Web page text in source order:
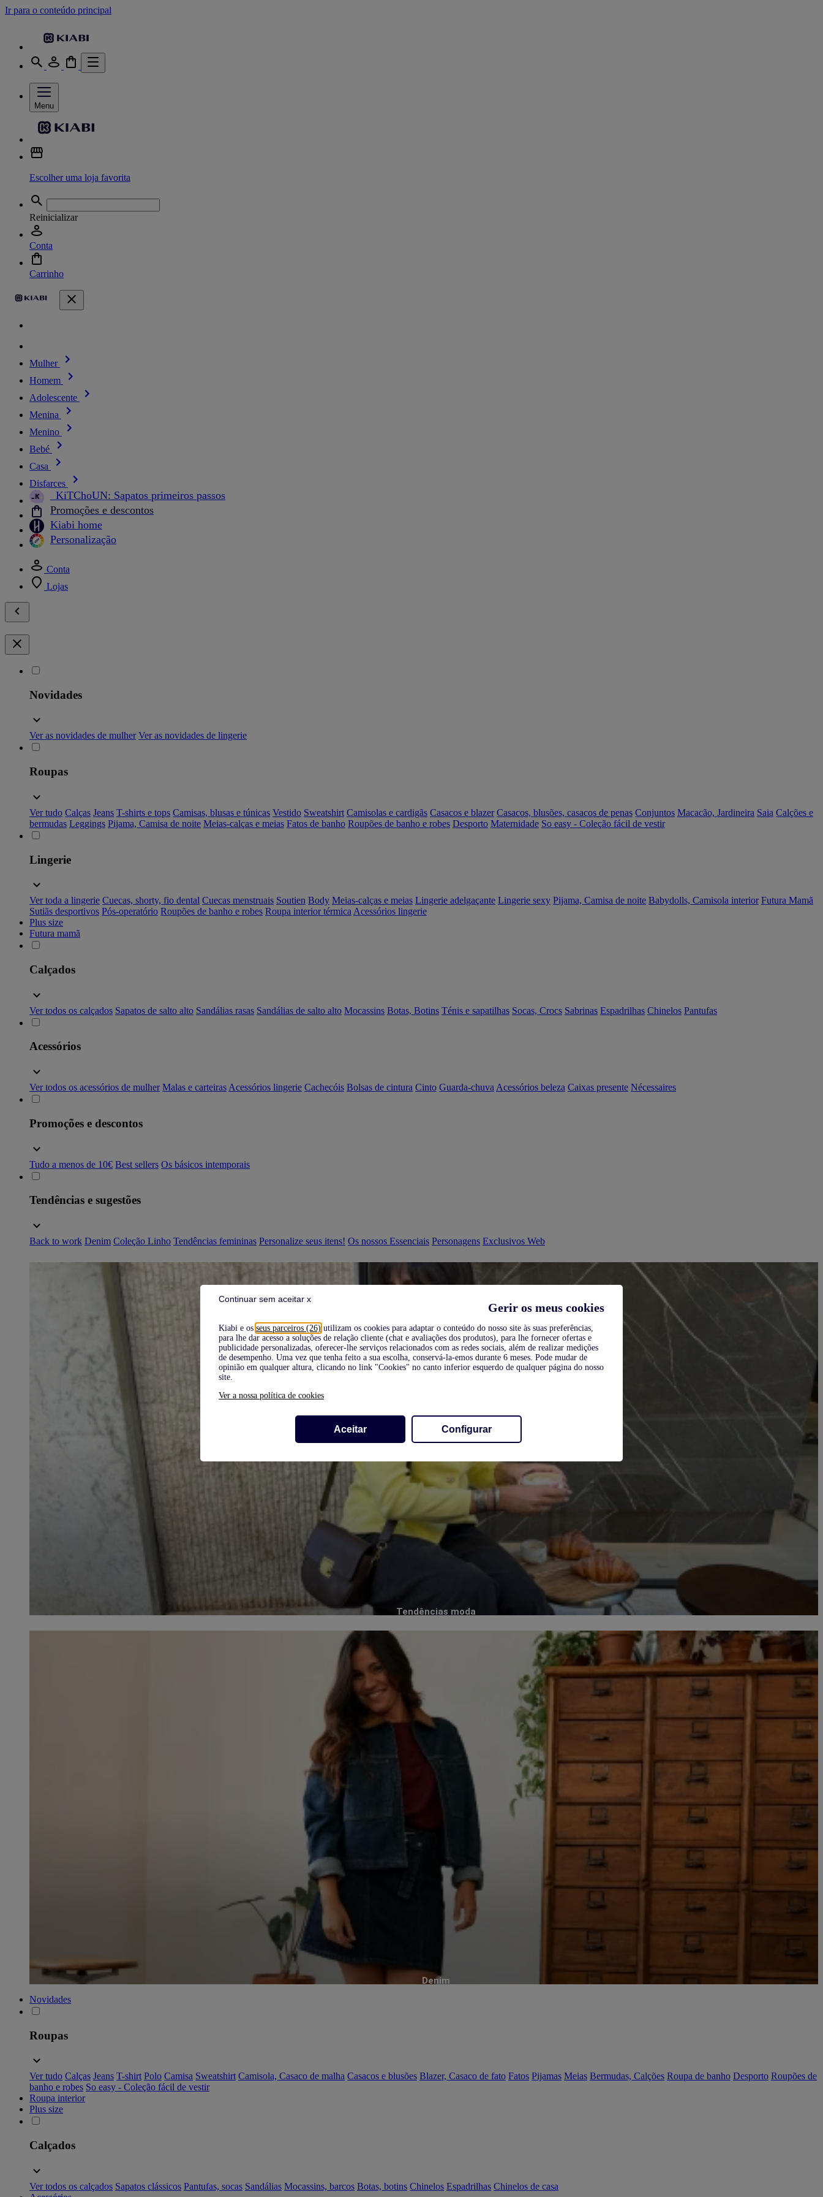
Gerir os meus cookies
Kiabi e os seus parceiros (26) utilizam os cookies para adaptar o conteúdo do nosso site às suas preferências,
para lhe dar acesso a soluções de relação cliente (chat e avaliações dos produtos), para lhe fornecer ofertas e
publicidade personalizadas, oferecer-lhe serviços relacionados com as redes sociais, além de realizar medições
de desempenho. Uma vez que tenha feito a sua escolha, conservá-la-emos durante 6 meses. Pode mudar de
opinião em qualquer altura, clicando no link "Cookies" no canto inferior esquerdo de qualquer página do nosso
site.
Ver a nossa política de cookies
Aceitar Configurar
Continuar sem aceitar x
Ir para o conteúdo principal
Menu
Escolher uma loja favorita
Reinicializar
Conta
Carrinho
Mulher
Homem
Adolescente
Menina
Menino
Bebé
Casa
Disfarces
_KiTChoUN: Sapatos primeiros passos
Promoções e descontos
Kiabi home
Personalização
Conta
Lojas
Novidades
Ver as novidades de mulher Ver as novidades de lingerie
Roupas
Ver tudo Calças Jeans T-shirts e tops Camisas, blusas e túnicas Vestido Sweatshirt Camisolas e cardigãs Casacos e blazer Casacos, blusões, casacos de penas Conjuntos Macacão, Jardineira Saia Calções e
bermudas Leggings Pijama, Camisa de noite Meias-calças e meias Fatos de banho Roupões de banho e robes Desporto Maternidade So easy - Coleção fácil de vestir
Lingerie
Ver toda a lingerie Cuecas, shorty, fio dental Cuecas menstruais Soutien Body Meias-calças e meias Lingerie adelgaçante Lingerie sexy Pijama, Camisa de noite Babydolls, Camisola interior Futura Mamã
Sutiãs desportivos Pós-operatório Roupões de banho e robes Roupa interior térmica Acessórios lingerie
Plus size
Futura mamã
Calçados
Ver todos os calçados Sapatos de salto alto Sandálias rasas Sandálias de salto alto Mocassins Botas, Botins Ténis e sapatilhas Socas, Crocs Sabrinas Espadrilhas Chinelos Pantufas
Acessórios
Ver todos os acessórios de mulher Malas e carteiras Acessórios lingerie Cachecóis Bolsas de cintura Cinto Guarda-chuva Acessórios beleza Caixas presente Nécessaires
Promoções e descontos
Tudo a menos de 10€ Best sellers Os básicos intemporais
Tendências e sugestões
Back to work Denim Coleção Linho Tendências femininas Personalize seus itens! Os nossos Essenciais Personagens Exclusivos Web
Tendências moda
Denim
Novidades
Roupas
Ver tudo Calças Jeans T-shirt Polo Camisa Sweatshirt Camisola, Casaco de malha Casacos e blusões Blazer, Casaco de fato Fatos Pijamas Meias Bermudas, Calções Roupa de banho Desporto Roupões de
banho e robes So easy - Coleção fácil de vestir
Roupa interior
Plus size
Calçados
Ver todos os calçados Sapatos clássicos Pantufas, socas Sandálias Mocassins, barcos Botas, botins Chinelos Espadrilhas Chinelos de casa